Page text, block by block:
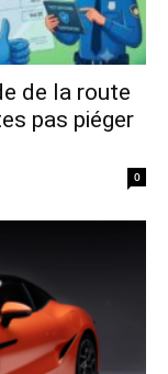
de la route
pas piéger
0